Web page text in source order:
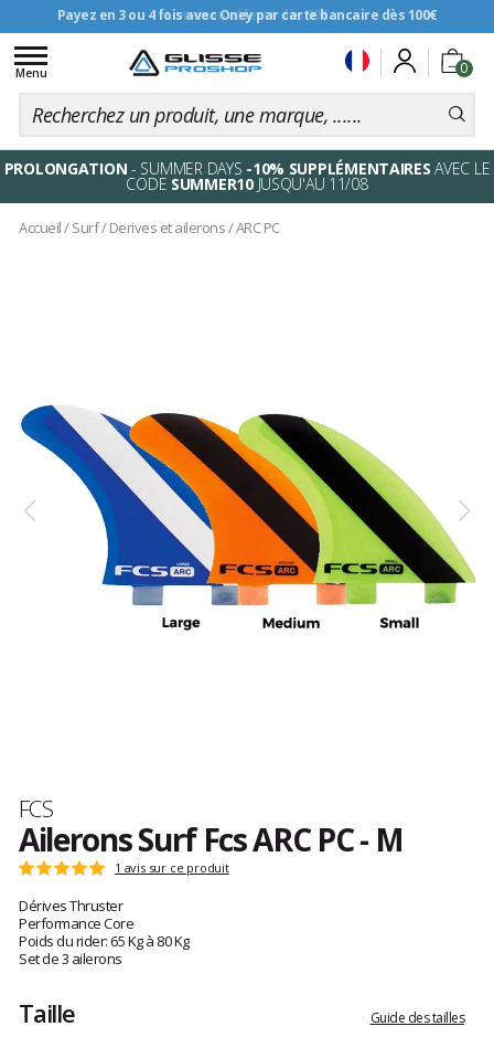
Livraison offerte dès 99€
0
Toggle
navigation
Menu
PROLONGATION - SUMMER DAYS -10% SUPPLÉMENTAIRES AVEC LE
CODE SUMMER10JUSQU'AU 11/08
Accueil/Surf/Derives et ailerons/ARC PC
Marque
FCS
Ailerons Surf Fcs ARC PC - M
Référence
1172-
00-
R
M
Les
clients
Note
:
5
sur
5
1 avis sur ce produit
Dérives Thruster
Performance Core
Poids du rider: 65 Kg à 80 Kg
Set de 3 ailerons
Taille Guide des tailles